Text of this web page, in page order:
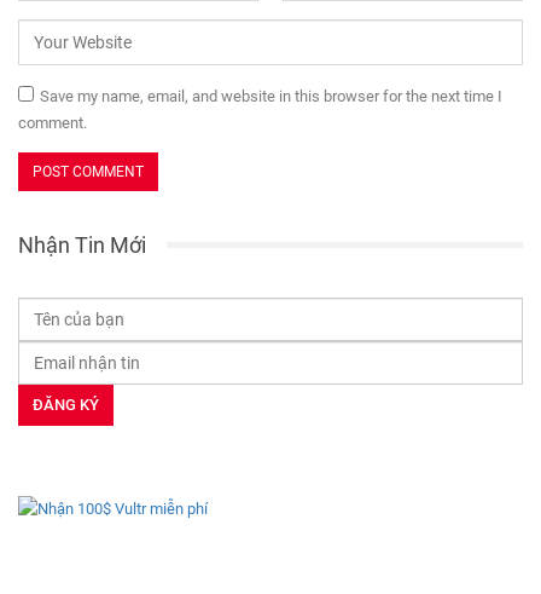
Save my name, email, and website in this browser for the next time I
comment.
Nhận Tin Mới